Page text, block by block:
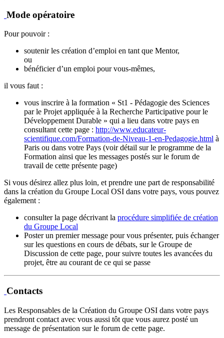
Mode opératoire
Pour pouvoir :
soutenir les création d’emploi en tant que Mentor,
ou
bénéficier d’un emploi pour vous-mêmes,
il vous faut :
vous inscrire à la formation « St1 - Pédagogie des Sciences
par le Projet appliquée à la Recherche Participative pour le
Développement Durable » qui a lieu dans votre pays en
consultant cette page : http://www.educateur-
scientifique.com/Formation-de-Niveau-1-en-Pedagogie.html à
Paris ou dans votre Pays (voir détail sur le programme de la
Formation ainsi que les messages postés sur le forum de
travail de cette présente page)
Si vous désirez allez plus loin, et prendre une part de responsabilité
dans la création du Groupe Local OSI dans votre pays, vous pouvez
également :
consulter la page décrivant la procédure simplifiée de création
du Groupe Local
Poster un premier message pour vous présenter, puis échanger
sur les questions en cours de débats, sur le Groupe de
Discussion de cette page, pour suivre toutes les avancées du
projet, être au courant de ce qui se passe
Contacts
Les Responsables de la Création du Groupe OSI dans votre pays
prendront contact avec vous aussi tôt que vous aurez posté un
message de présentation sur le forum de cette page.